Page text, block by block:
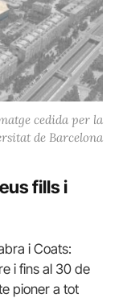
cedida per la
de Barcelona
fills i
i Coats:
i fins al 30 de
pioner a tot